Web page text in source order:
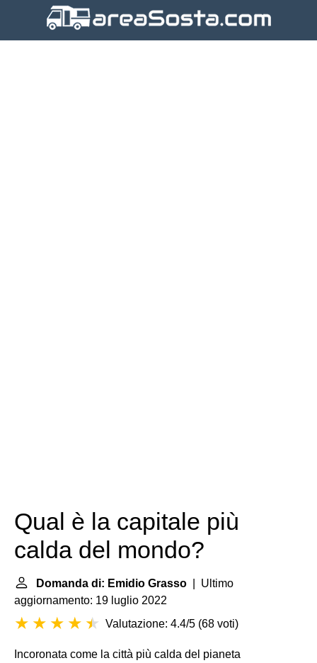
Qual è la capitale più
calda del mondo?
Domanda di: Emidio Grasso | Ultimo
aggiornamento: 19 luglio 2022
Valutazione: 4.4/5 (68 voti)
Incoronata come la città più calda del pianeta